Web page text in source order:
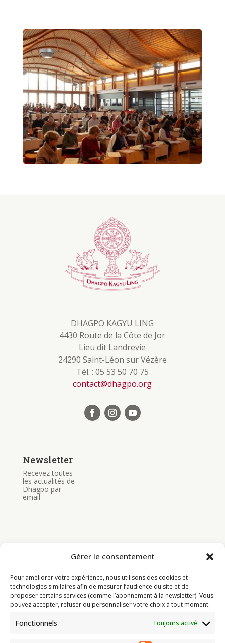
Gérer le consentement
Pour améliorer votre expérience, nous utilisons des cookies et
technologies similaires afin de mesurer l’audience du site et de
proposer certains services (comme l’abonnement à la newsletter). Vous
pouvez accepter, refuser ou personnaliser votre choix à tout moment.
Fonctionnels Toujours activé
DHAGPO KAGYU LING
4430 Route de la Côte de Jor
Lieu dit Landrevie
24290 Saint-Léon sur Vézère
Tél. : 05 53 50 70 75
contact@dhagpo.org
Newsletter
Recevez toutes
les actualités de
Dhagpo par
email
Programme
Actualités
Ressources